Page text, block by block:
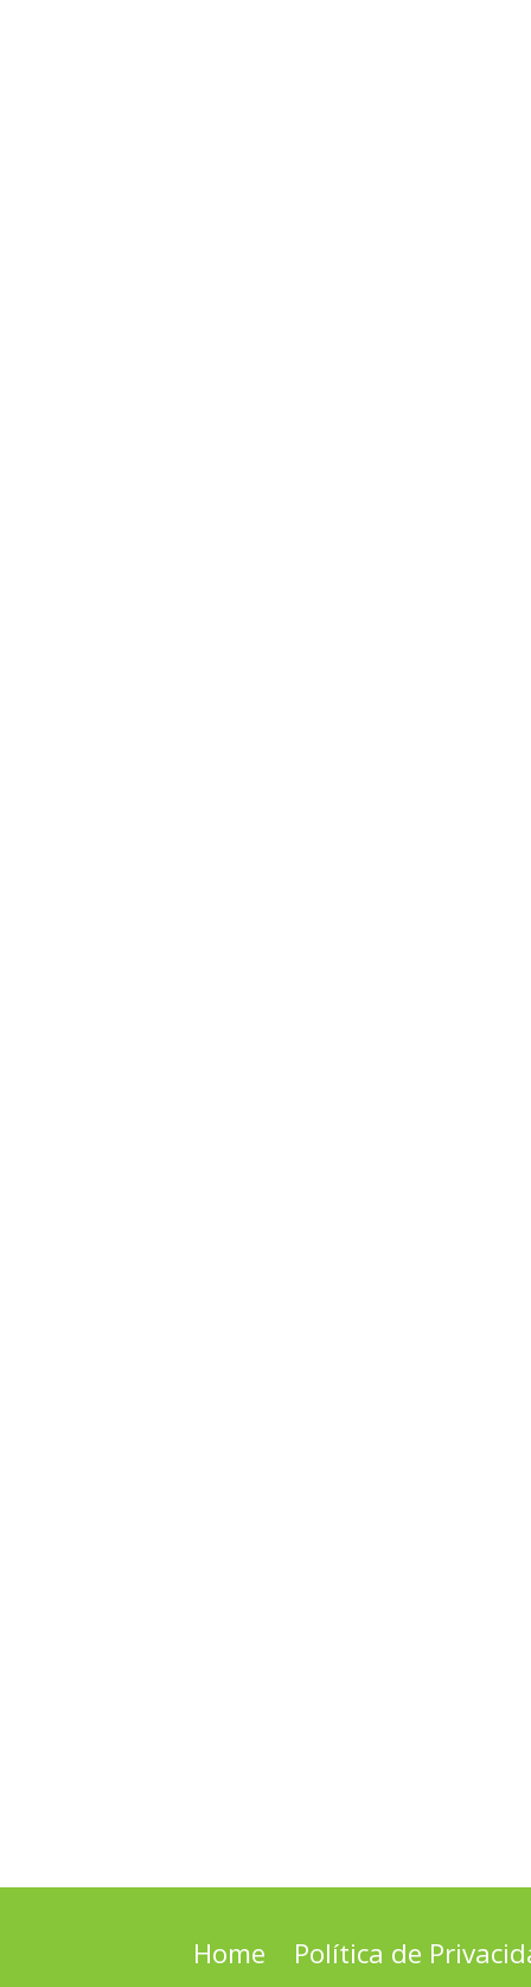
Home Política de